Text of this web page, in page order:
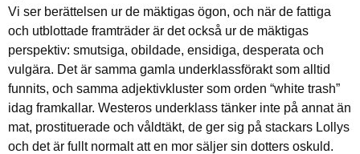
Vi ser berättelsen ur de mäktigas ögon, och när de fattiga
och utblottade framträder är det också ur de mäktigas
perspektiv: smutsiga, obildade, ensidiga, desperata och
vulgära. Det är samma gamla underklassförakt som alltid
funnits, och samma adjektivkluster som orden “white trash”
idag framkallar. Westeros underklass tänker inte på annat än
mat, prostituerade och våldtäkt, de ger sig på stackars Lollys
och det är fullt normalt att en mor säljer sin dotters oskuld.